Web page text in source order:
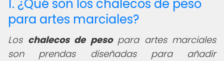
1. ¿Qué son los chalecos de peso
para artes marciales?
Los chalecos de pesopara artes marciales
son prendas diseñadas para añadir